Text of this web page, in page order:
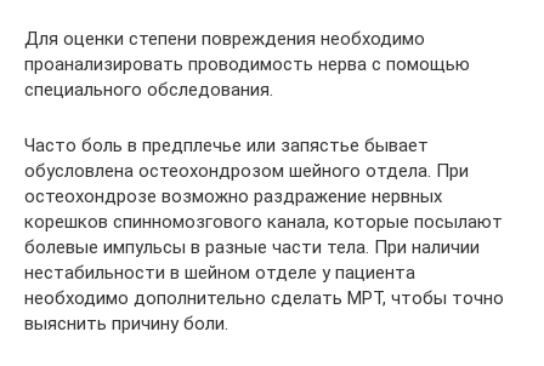
Для оценки степени повреждения необходимо
проанализировать проводимость нерва с помощью
специального обследования.
Часто боль в предплечье или запястье бывает
обусловлена остеохондрозом шейного отдела. При
остеохондрозе возможно раздражение нервных
корешков спинномозгового канала, которые посылают
болевые импульсы в разные части тела. При наличии
нестабильности в шейном отделе у пациента
необходимо дополнительно сделать МРТ, чтобы точно
выяснить причину боли.